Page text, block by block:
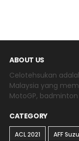
ABOUT US
Celotehsukan
Malaysia yang
MotoGP,
CATEGORY
ACL 2021 AFF